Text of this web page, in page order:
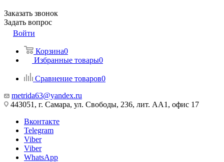
Заказать звонок
Задать вопрос
Войти
Корзина0
Избранные товары0
Сравнение товаров0
metrida63@yandex.ru
443051, г. Самара, ул. Свободы, 236, лит. АА1, офис 17
Вконтакте
Telegram
Viber
Viber
WhatsApp